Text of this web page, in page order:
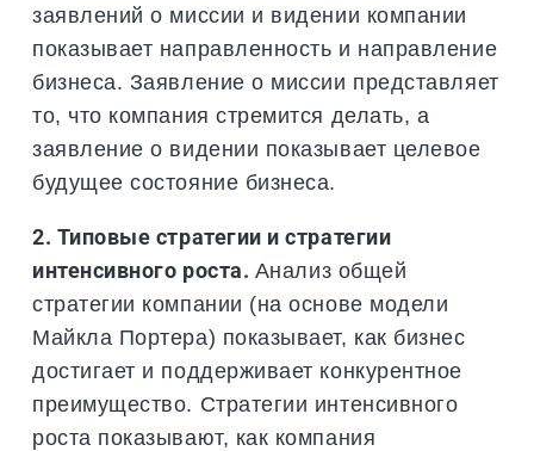
заявлений о миссии и видении компании
показывает направленность и направление
бизнеса. Заявление о миссии представляет
то, что компания стремится делать, а
заявление о видении показывает целевое
будущее состояние бизнеса.
2. Типовые стратегии и стратегии
интенсивного роста. Анализ общей
стратегии компании (на основе модели
Майкла Портера) показывает, как бизнес
достигает и поддерживает конкурентное
преимущество. Стратегии интенсивного
роста показывают, как компания